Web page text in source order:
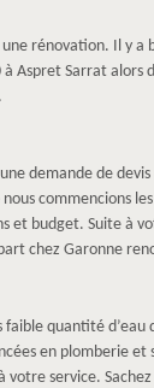
rénovation. Il y
Aspret Sarrat
demande de
commencions
et budget. Suite à
chez Garonne
quantité d’eau
en plomberie
service.